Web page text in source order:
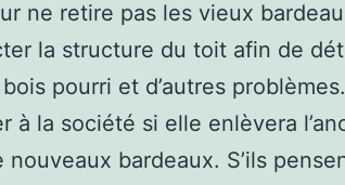
ne retire pas les vieux
la structure du toit afin de
pourri et d’autres
à la société si elle enlèvera
nouveaux bardeaux. S’ils